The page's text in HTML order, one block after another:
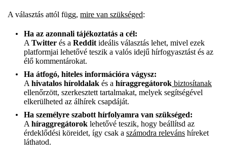
A választás attól függ, mire van szükséged:
Ha az azonnali tájékoztatás a cél:
A Twitter és a Reddit ideális választás lehet, mivel ezek
platformjai lehetővé teszik a valós idejű hírfogyasztást és az
élő kommentárokat.
Ha átfogó, hiteles információra vágysz:
A hivatalos híroldalak és a híraggregátorok biztosítanak
ellenőrzött, szerkesztett tartalmakat, melyek segítségével
elkerülheted az álhírek csapdáját.
Ha személyre szabott hírfolyamra van szükséged:
A híraggregátorok lehetővé teszik, hogy beállítsd az
érdeklődési köreidet, így csak a számodra releváns híreket
láthatod.